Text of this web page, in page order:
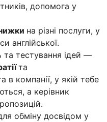
допомога у
на різні послуги, у
англійської.
тестування ідей —
та
в компанії, у якій тебе
а керівник
обміну досвідом у